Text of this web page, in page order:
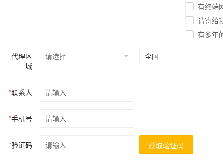
有终端
请寄给
有多年
代理区
域
*联系人
*手机号
*验证码 获取验证码